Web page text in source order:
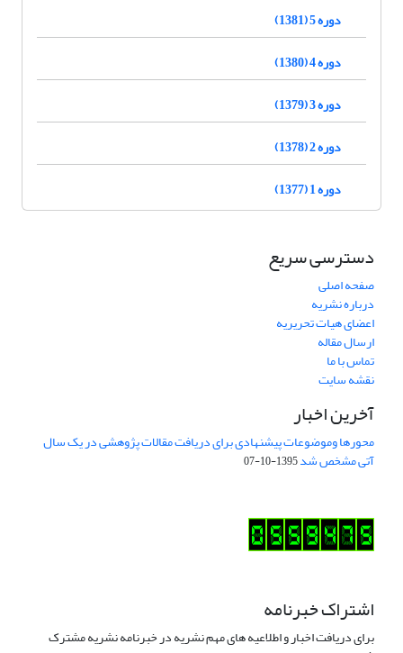
دوره 5 (1381)
دوره 4 (1380)
دوره 3 (1379)
دوره 2 (1378)
دوره 1 (1377)
دسترسی سریع
صفحه اصلی
درباره نشریه
اعضای هیات تحریریه
ارسال مقاله
تماس با ما
نقشه سایت
آخرین اخبار
محورها وموضوعات پیشنهادی برای دریافت مقالات پژوهشی در یک سال
آتی مشخص شد1395-10-07
اشتراک خبرنامه
برای دریافت اخبار و اطلاعیه های مهم نشریه در خبرنامه نشریه مشترک